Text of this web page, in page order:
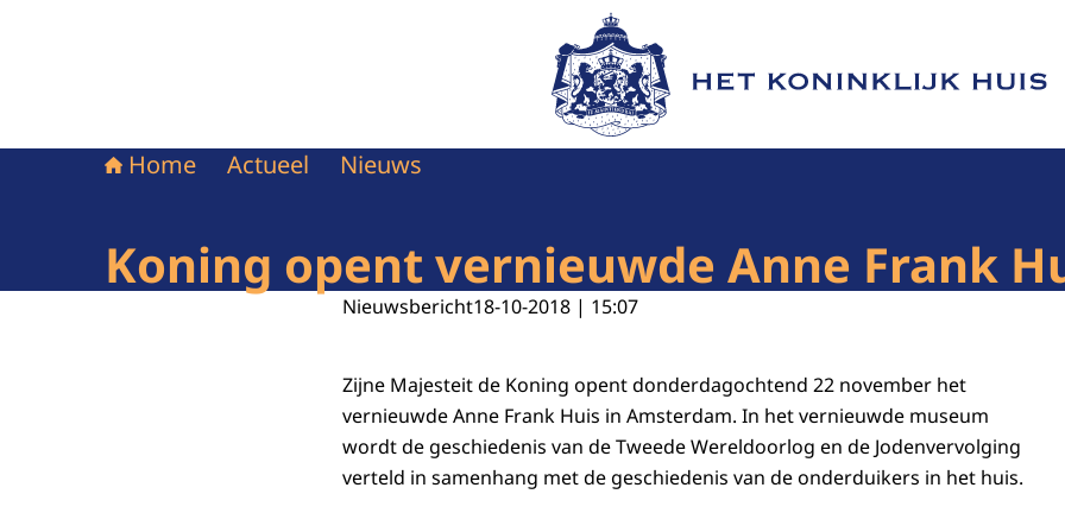
Naar de homepage van Het Koninklijk Huis
Home Actueel Nieuws
Koning opent vernieuwde Anne Frank
Nieuwsbericht18-10-2018 | 15:07
Zijne Majesteit de Koning opent donderdagochtend 22 november het
vernieuwde Anne Frank Huis in Amsterdam. In het vernieuwde museum
wordt de geschiedenis van de Tweede Wereldoorlog en de Jodenvervolging
verteld in samenhang met de geschiedenis van de onderduikers in het huis.